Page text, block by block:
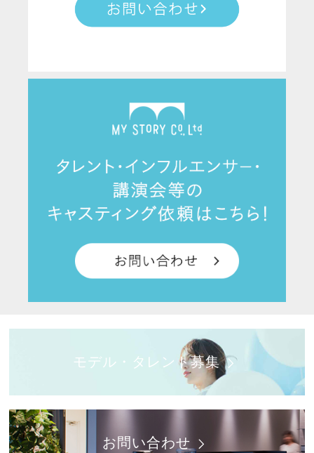
モデル・タレント募集
お問い合わせ